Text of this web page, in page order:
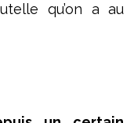
qu’on a au